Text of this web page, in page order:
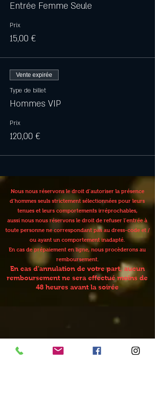
Entrée Femme Seule
Prix
15,00 €
Vente expirée
Type de billet
Hommes VIP
Prix
120,00 €
Nous nous réservons le droit d’autoriser la présence
d’hommes seuls strictement sélectionnées pour leurs
tenues et leurs comportements irréprochables,
aussi nous nous réservons le droit de refuser l’entrée à
toute personne ne correspondant pas au dress-code et /
ou ayant un comportement inadapté.
En cas de prépaiement en ligne, nous procèderons au
remboursement.
En cas d'annulation de votre part, aucun
remboursement ne sera effectué moins de
48 heures avant la soirée